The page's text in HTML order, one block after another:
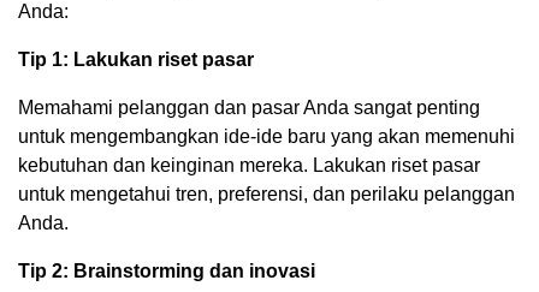
Anda:
Tip 1: Lakukan riset pasar
Memahami pelanggan dan pasar Anda sangat penting
untuk mengembangkan ide-ide baru yang akan memenuhi
kebutuhan dan keinginan mereka. Lakukan riset pasar
untuk mengetahui tren, preferensi, dan perilaku pelanggan
Anda.
Tip 2: Brainstorming dan inovasi